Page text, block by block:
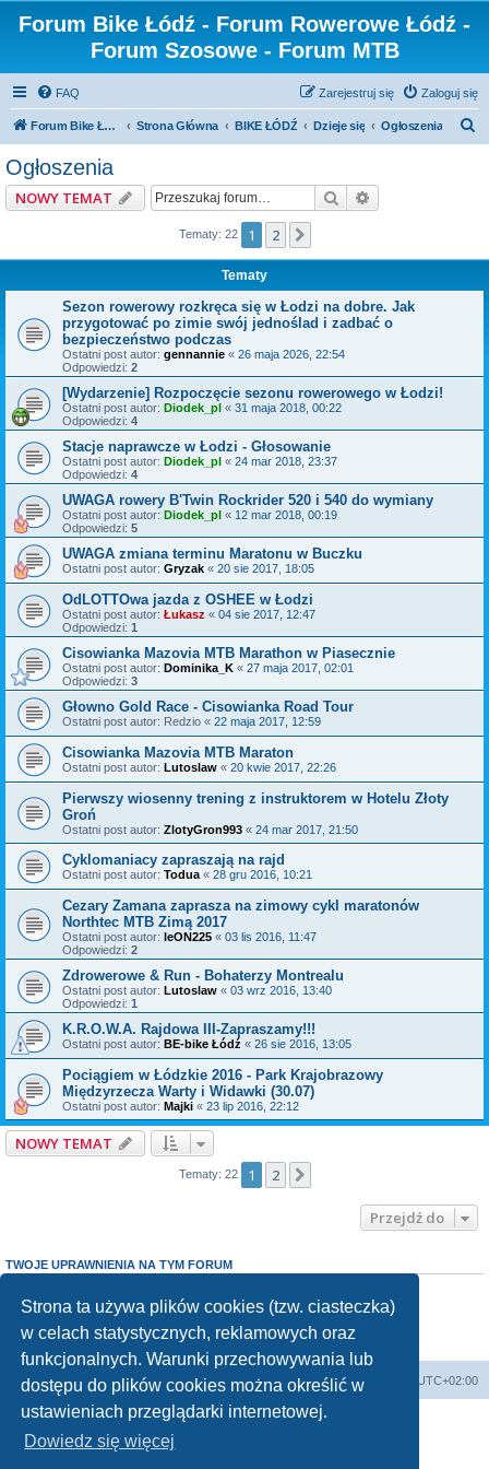
Strona ta używa plików cookies (tzw. ciasteczka)
w celach statystycznych, reklamowych oraz
funkcjonalnych. Warunki przechowywania lub
dostępu do plików cookies można określić w
ustawieniach przeglądarki internetowej.
Dowiedz się więcej
Forum Bike Łódź - Forum Rowerowe Łódź -
Forum Szosowe - Forum MTB
FAQ Zaloguj się
Zarejestruj się
Forum Bike Łódź - Forum Rowerowe Łódź - Forum Szosowe - Forum MTB Strona Główna BIKE ŁÓDŹ Dzieje się Ogłoszenia
Ogłoszenia
NOWY TEMAT Szukaj
Tematy: 22 1 2
Tematy
Sezon rowerowy rozkręca się w Łodzi na dobre. Jak
przygotować po zimie swój jednoślad i zadbać o
bezpieczeństwo podczas
Ostatni post autor: gennannie « 26 maja 2026, 22:54
Odpowiedzi: 2
[Wydarzenie] Rozpoczęcie sezonu rowerowego w Łodzi!
Ostatni post autor: Diodek_pl « 31 maja 2018, 00:22
Odpowiedzi: 4
Stacje naprawcze w Łodzi - Głosowanie
Ostatni post autor: Diodek_pl « 24 mar 2018, 23:37
Odpowiedzi: 4
UWAGA rowery B'Twin Rockrider 520 i 540 do wymiany
Ostatni post autor: Diodek_pl « 12 mar 2018, 00:19
Odpowiedzi: 5
UWAGA zmiana terminu Maratonu w Buczku
Ostatni post autor: Gryzak « 20 sie 2017, 18:05
OdLOTTOwa jazda z OSHEE w Łodzi
Ostatni post autor: Łukasz « 04 sie 2017, 12:47
Odpowiedzi: 1
Cisowianka Mazovia MTB Marathon w Piasecznie
Ostatni post autor: Dominika_K « 27 maja 2017, 02:01
Odpowiedzi: 3
Głowno Gold Race - Cisowianka Road Tour
Ostatni post autor: Redzio « 22 maja 2017, 12:59
Cisowianka Mazovia MTB Maraton
Ostatni post autor: Lutoslaw « 20 kwie 2017, 22:26
Pierwszy wiosenny trening z instruktorem w Hotelu Złoty
Groń
Ostatni post autor: ZlotyGron993 « 24 mar 2017, 21:50
Cyklomaniacy zapraszają na rajd
Ostatni post autor: Todua « 28 gru 2016, 10:21
Cezary Zamana zaprasza na zimowy cykl maratonów
Northtec MTB Zimą 2017
Ostatni post autor: leON225 « 03 lis 2016, 11:47
Odpowiedzi: 2
Zdrowerowe & Run - Bohaterzy Montrealu
Ostatni post autor: Lutoslaw « 03 wrz 2016, 13:40
Odpowiedzi: 1
K.R.O.W.A. Rajdowa III-Zapraszamy!!!
Ostatni post autor: BE-bike Łódź « 26 sie 2016, 13:05
Pociągiem w Łódzkie 2016 - Park Krajobrazowy
Międzyrzecza Warty i Widawki (30.07)
Ostatni post autor: Majki « 23 lip 2016, 22:12
NOWY TEMAT
Tematy: 22 1 2
Przejdź do
TWOJE UPRAWNIENIA NA TYM FORUM
Nie możesz odpowiadać w tematach
Nie możesz zmieniać swoich postów
Nie możeszusuwać swoich postów
dodawać załączników
Forum Bike Łódź - Forum Rowerowe Łódź - Forum Szosowe - Forum MTB Strona Główna Strefa czasowa UTC+02:00
Linki partnerskie: strony www lodz Fotografia Analogowa